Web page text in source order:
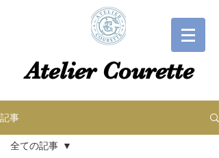
​​Atelier Courette​
記事
全ての記事